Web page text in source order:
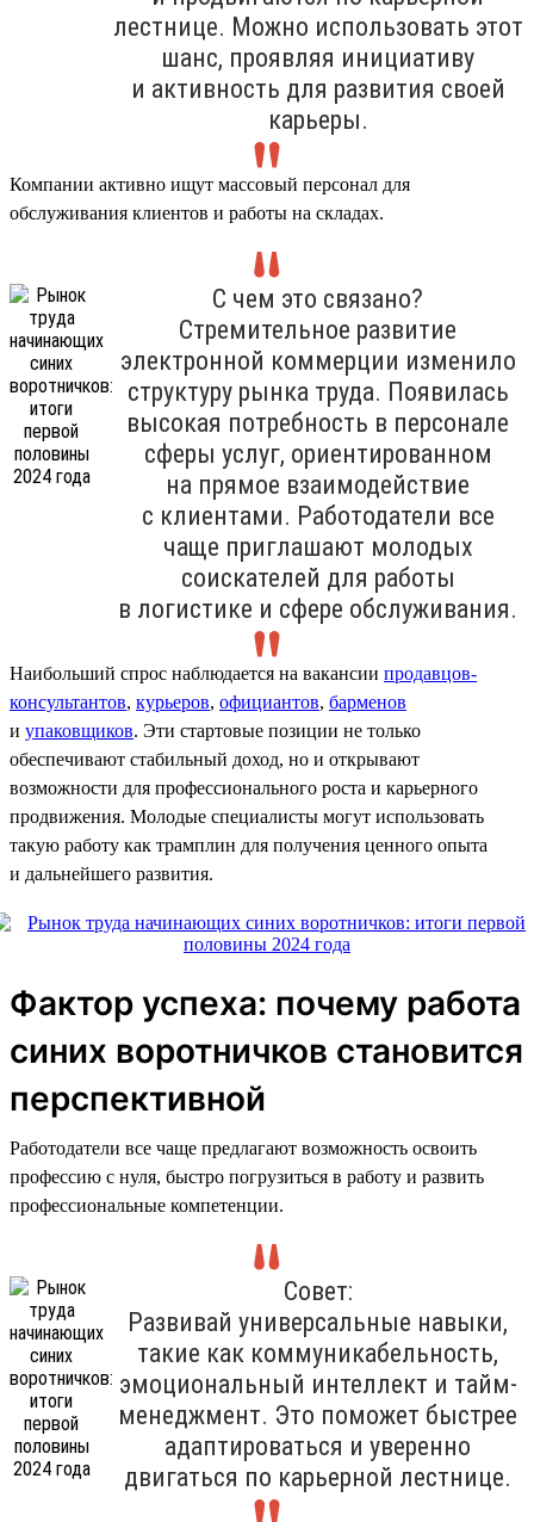
лестнице. Можно использовать этот
шанс, проявляя инициативу
и активность для развития своей
карьеры.
Компании активно ищут массовый персонал для
обслуживания клиентов и работы на складах.
С чем это связано?
Стремительное развитие
электронной коммерции изменило
структуру рынка труда. Появилась
высокая потребность в персонале
сферы услуг, ориентированном
на прямое взаимодействие
с клиентами. Работодатели все
чаще приглашают молодых
соискателей для работы
в логистике и сфере обслуживания.
Наибольший спрос наблюдается на вакансии продавцов-
консультантов, курьеров, официантов, барменов
и упаковщиков. Эти стартовые позиции не только
обеспечивают стабильный доход, но и открывают
возможности для профессионального роста и карьерного
продвижения. Молодые специалисты могут использовать
такую работу как трамплин для получения ценного опыта
и дальнейшего развития.
Фактор успеха: почему работа
синих воротничков становится
перспективной
Работодатели все чаще предлагают возможность освоить
профессию с нуля, быстро погрузиться в работу и развить
профессиональные компетенции.
Совет:
Развивай универсальные навыки,
такие как коммуникабельность,
эмоциональный интеллект и тайм-
менеджмент. Это поможет быстрее
адаптироваться и уверенно
двигаться по карьерной лестнице.